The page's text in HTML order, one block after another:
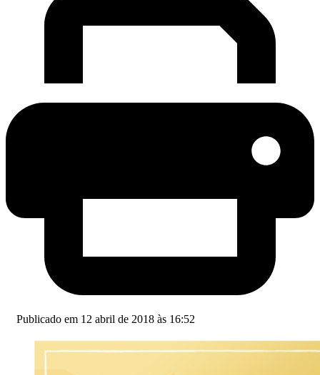
Publicado em 12 abril de 2018 às 16:52